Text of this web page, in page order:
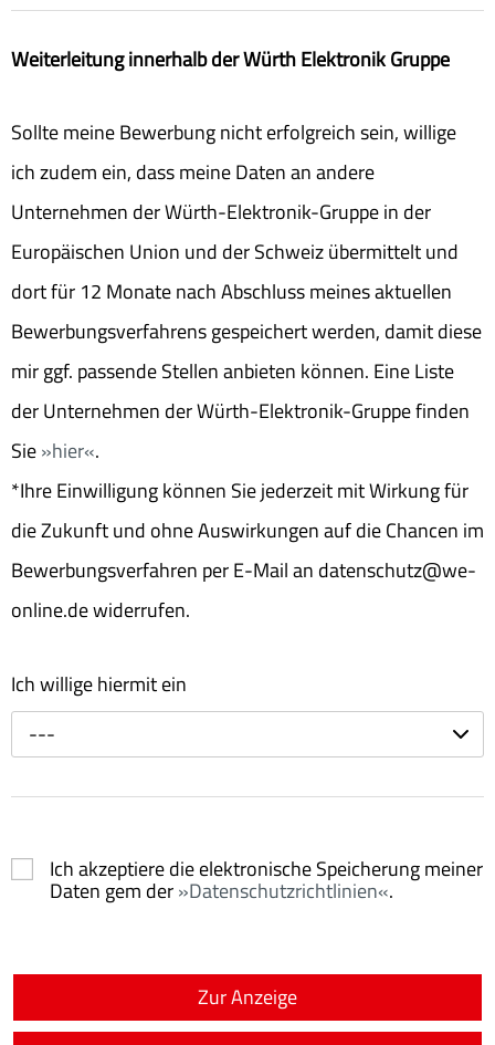
Weiterleitung innerhalb der Würth Elektronik Gruppe
Sollte meine Bewerbung nicht erfolgreich sein, willige
ich zudem ein, dass meine Daten an andere
Unternehmen der Würth-Elektronik-Gruppe in der
Europäischen Union und der Schweiz übermittelt und
dort für 12 Monate nach Abschluss meines aktuellen
Bewerbungsverfahrens gespeichert werden, damit diese
mir ggf. passende Stellen anbieten können. Eine Liste
der Unternehmen der Würth-Elektronik-Gruppe finden
Sie hier .
*Ihre Einwilligung können Sie jederzeit mit Wirkung für
die Zukunft und ohne Auswirkungen auf die Chancen im
Bewerbungsverfahren per E-Mail an datenschutz@we-
online.de widerrufen.
Ich willige hiermit ein
---
Ich akzeptiere die elektronische Speicherung meiner
Daten gem der Datenschutzrichtlinien .
Zur Anzeige